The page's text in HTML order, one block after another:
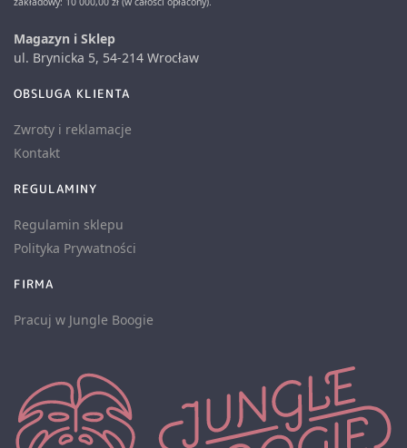
Magazyn i Sklep
ul. Brynicka 5, 54-214 Wrocław
OBSLUGA KLIENTA
Zwroty i reklamacje
Kontakt
REGULAMINY
Regulamin sklepu
Polityka Prywatności
FIRMA
Pracuj w Jungle Boogie